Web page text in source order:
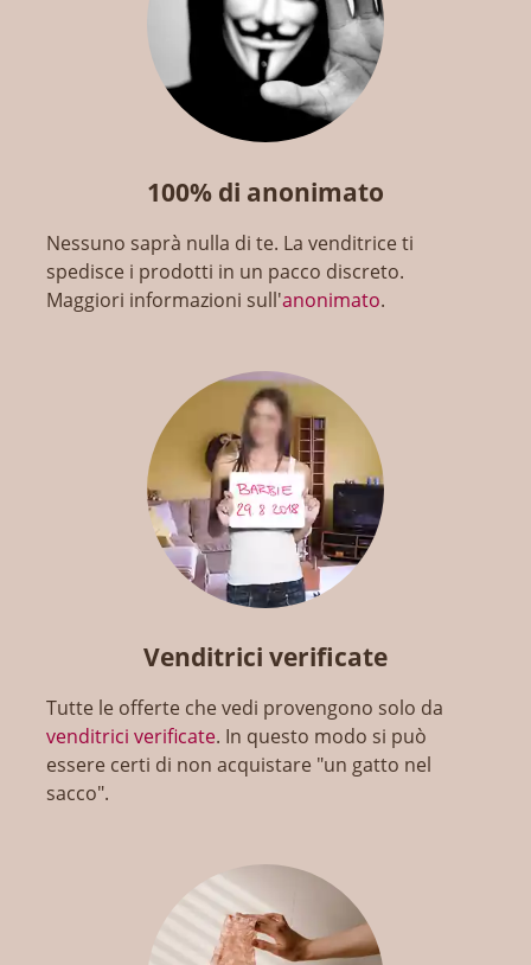
100% di anonimato
Nessuno saprà nulla di te. La venditrice ti
spedisce i prodotti in un pacco discreto.
Maggiori informazioni sull'anonimato.
Venditrici verificate
Tutte le offerte che vedi provengono solo da
venditrici verificate. In questo modo si può
essere certi di non acquistare "un gatto nel
sacco".